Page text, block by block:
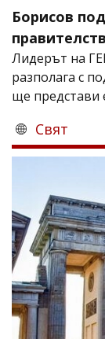
Борисов
Лидерът на
разполага с
ще представи
Свят